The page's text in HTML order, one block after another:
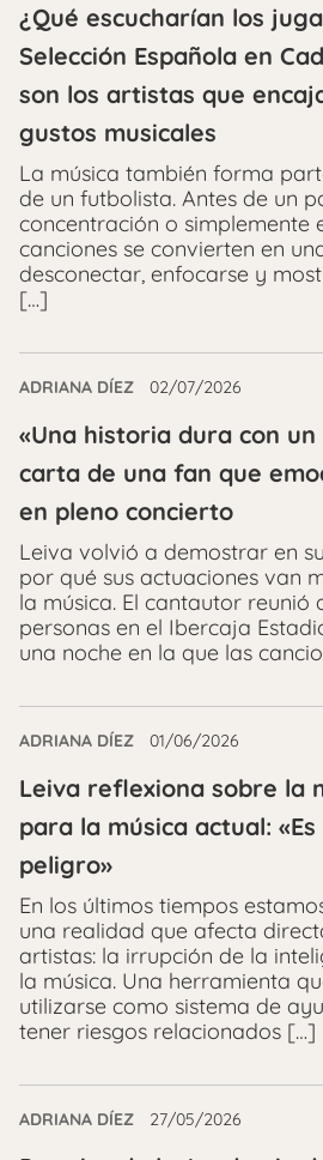
¿Qué escucharían los
Selección Española en
son los artistas que
gustos musicales
La música también forma
de un futbolista. Antes de un
concentración o simplemente
canciones se convierten en
desconectar, enfocarse y
[…]
ADRIANA DÍEZ 02/07/2026
«Una historia dura con
carta de una fan que
en pleno concierto
Leiva volvió a demostrar en
por qué sus actuaciones van
la música. El cantautor reunió
personas en el Ibercaja
una noche en la que las
ADRIANA DÍEZ 01/06/2026
Leiva reflexiona sobre la
para la música actual:
peligro»
En los últimos tiempos
una realidad que afecta
artistas: la irrupción de la
la música. Una herramienta
utilizarse como sistema de
tener riesgos relacionados […]
ADRIANA DÍEZ 27/05/2026